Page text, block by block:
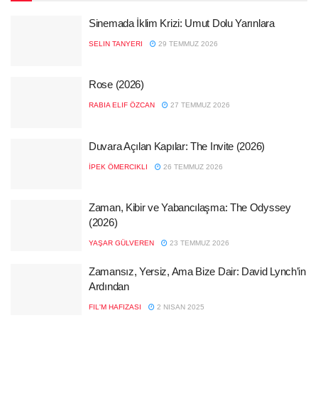
Sinemada İklim Krizi: Umut Dolu Yarınlara
SELIN TANYERI 29 TEMMUZ 2026
Rose (2026)
RABIA ELIF ÖZCAN 27 TEMMUZ 2026
Duvara Açılan Kapılar: The Invite (2026)
İPEK ÖMERCIKLI 26 TEMMUZ 2026
Zaman, Kibir ve Yabancılaşma: The Odyssey
(2026)
YAŞAR GÜLVEREN 23 TEMMUZ 2026
Zamansız, Yersiz, Ama Bize Dair: David Lynch’in
Ardından
FIL'M HAFIZASI 2 NISAN 2025